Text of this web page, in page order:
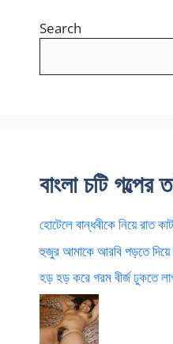
Search
বাংলা চটি গল্পের
হোটেলে বান্ধবীকে নিয়ে রাত
হুজুর আমাকে আরবি পড়তে
হড় হড় করে গরম বীর্জ ঢুকতে